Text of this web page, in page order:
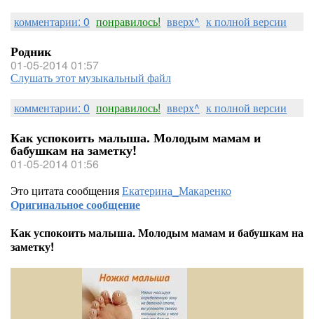
комментарии: 0 понравилось! вверх^ к полной версии
Родник
01-05-2014 01:57
Слушать этот музыкальный файл
комментарии: 0 понравилось! вверх^ к полной версии
Как успокоить малыша. Молодым мамам и
бабушкам на заметку!
01-05-2014 01:56
Это цитата сообщенияЕкатерина_Макаренко
Оригинальное сообщение
Как успокоить малыша. Молодым мамам и бабушкам на
заметку!